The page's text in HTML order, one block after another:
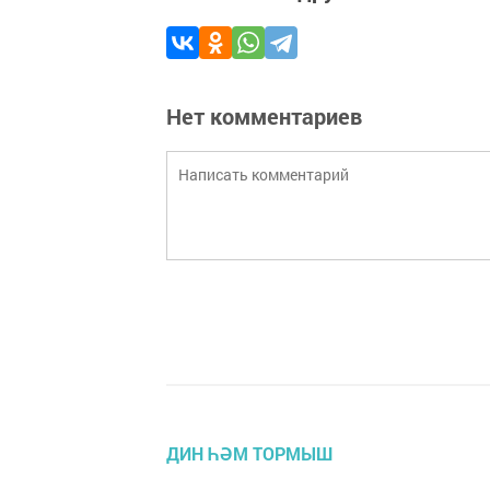
Нет комментариев
ДИН ҺӘМ ТОРМЫШ